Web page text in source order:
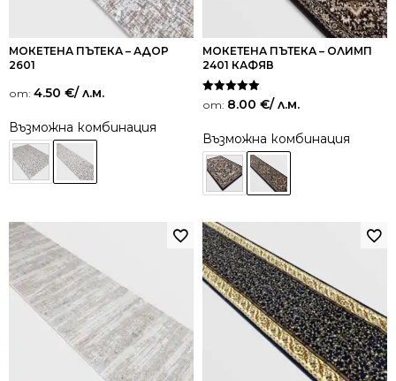
МОКЕТЕНА ПЪТЕКА – АДОР
2601
от: 4.50 €/ л.м.
Възможна комбинация
МОКЕТЕНА ПЪТЕКА – ОЛИМП
2401 КАФЯВ
Оценено на
5.00
от: 8.00 €/ л.м.
Възможна комбинация